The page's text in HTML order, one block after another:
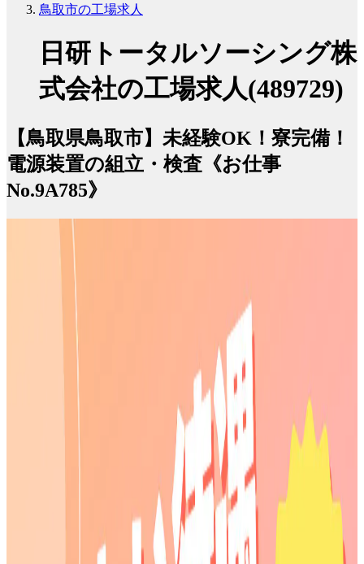
鳥取市の工場求人
日研トータルソーシング株
式会社の工場求人(489729)
【鳥取県鳥取市】未経験OK！寮完備！
電源装置の組立・検査《お仕事
No.9A785》